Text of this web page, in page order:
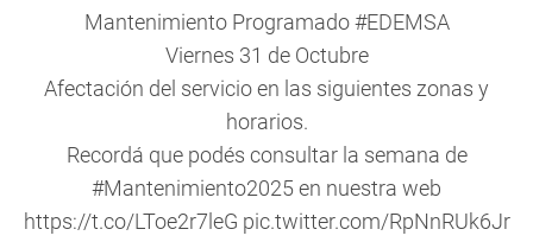
Mantenimiento Programado#EDEMSA
Viernes 31 de Octubre
Afectación del servicio en las siguientes zonas y
horarios.
Recordá que podés consultar la semana de
#Mantenimiento2025en nuestra web
https://t.co/LToe2r7leG pic.twitter.com/RpNnRUk6Jr